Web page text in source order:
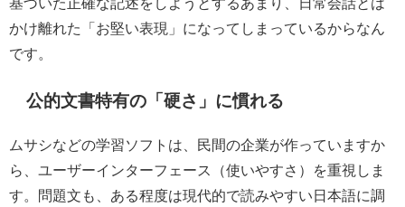
基づいた正確な記述をしようとするあまり、日常会話とは
かけ離れた「お堅い表現」になってしまっているからなん
です。
公的文書特有の「硬さ」に慣れる
ムサシなどの学習ソフトは、民間の企業が作っていますか
ら、ユーザーインターフェース（使いやすさ）を重視しま
す。問題文も、ある程度は現代的で読みやすい日本語に調